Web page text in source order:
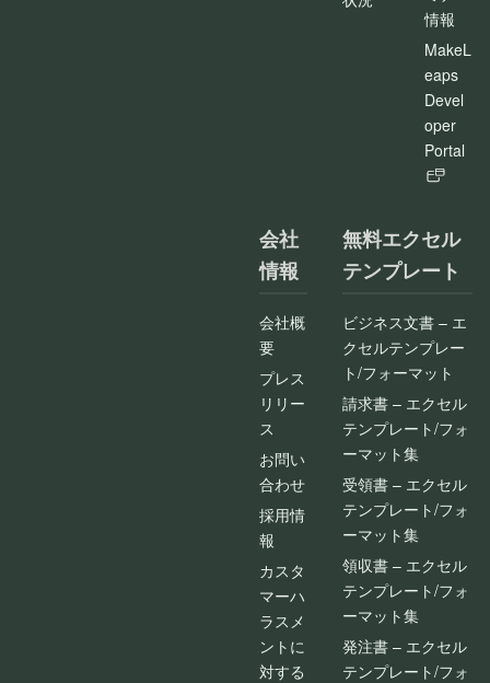
情報
MakeL
eaps
Devel
oper
Portal
会社
情報
会社概
要
プレス
リリー
ス
お問い
合わせ
採用情
報
カスタ
マーハ
ラスメ
ントに
対する
無料エクセル
テンプレート
ビジネス文書 – エ
クセルテンプレー
ト/フォーマット
請求書 – エクセル
テンプレート/フォ
ーマット集
受領書 – エクセル
テンプレート/フォ
ーマット集
領収書 – エクセル
テンプレート/フォ
ーマット集
発注書 – エクセル
テンプレート/フォ